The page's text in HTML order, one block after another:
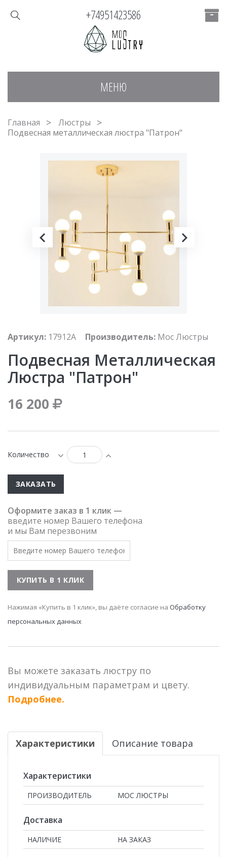
МЕНЮ
+74951423586
Главная
Люстры
Подвесная металлическая люстра "Патрон"
Артикул: 17912A Производитель: Мос Люстры
Подвесная Металлическая
Люстра "Патрон"
16 200
Количество
ЗАКАЗАТЬ
Оформите заказ в 1 клик —
введите номер Вашего телефона
и мы Вам перезвоним
Нажимая «Купить в 1 клик», вы даёте согласие на Обработку
персональных данных
Вы можете заказать люстру по
индивидуальным параметрам и цвету.
Подробнее.
Характеристики Описание товара
Характеристики
ПРОИЗВОДИТЕЛЬ МОС ЛЮСТРЫ
Доставка
НАЛИЧИЕ НА ЗАКАЗ